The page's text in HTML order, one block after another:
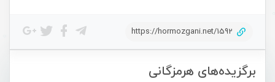
برگزیده‌های هرمزگانی
https://hormozgani.net/1592